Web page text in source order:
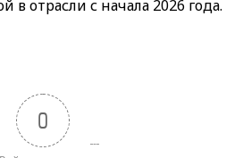
в отрасли с начала 2026 года.
0